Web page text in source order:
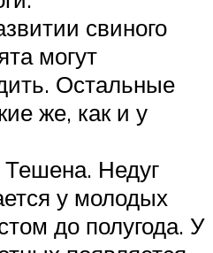
свиного
могут
Остальные
же, как и у
Недуг
у молодых
до полугода. У